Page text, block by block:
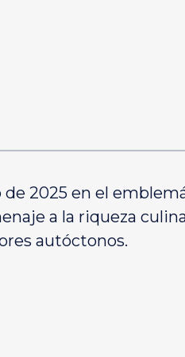
2025 en el
a la riqueza
autóctonos.